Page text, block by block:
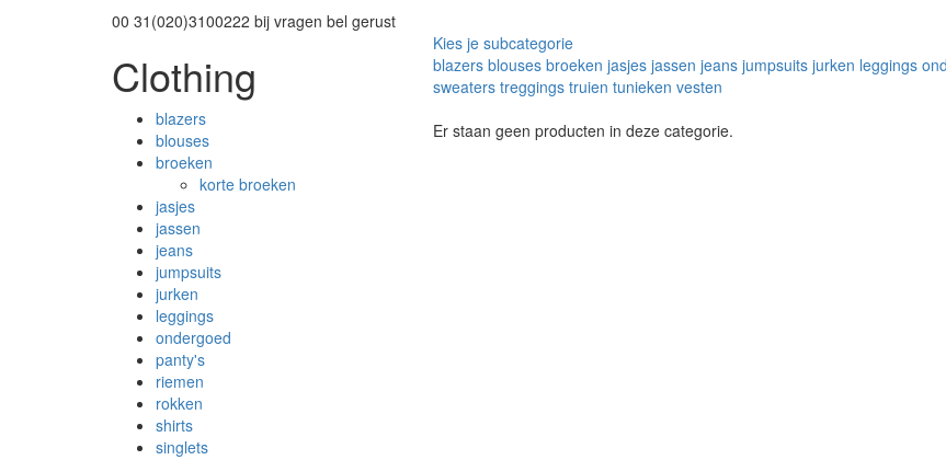
00 31(020)3100222 bij vragen bel gerust
Clothing
blazers
blouses
broeken
korte broeken
jasjes
jassen
jeans
jumpsuits
jurken
leggings
ondergoed
panty's
riemen
rokken
shirts
singlets
Kies je subcategorie
blazers blouses broeken jasjes jassen jeans jumpsuits jurken leggings
sweaters treggings truien tunieken vesten
Er staan geen producten in deze categorie.